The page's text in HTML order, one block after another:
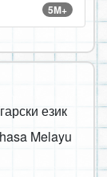
5M+
език
Melayu